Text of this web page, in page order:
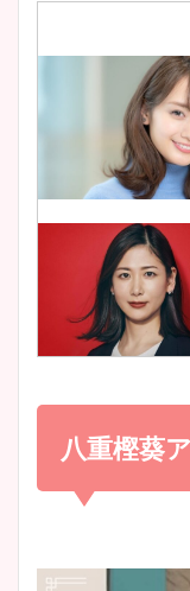
八重樫葵